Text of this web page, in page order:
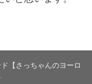
【さっちゃんのヨーロ